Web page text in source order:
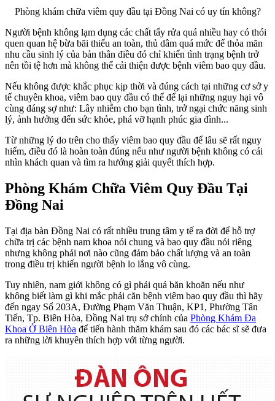
Phòng khám chữa viêm quy đầu tại Đồng Nai có uy tín không?
Người bệnh không lạm dụng các chất tẩy rửa quá nhiều hay có thói
quen quan hệ bừa bãi thiếu an toàn, thủ dâm quá mức để thỏa mãn
nhu cầu sinh lý của bản thân điều đó chỉ khiến tình trạng bệnh trở
nên tồi tệ hơn mà không thể cải thiện được bệnh viêm bao quy đầu.
Nếu không được khắc phục kịp thời và đúng cách tại những cơ sở y
tế chuyên khoa, viêm bao quy đầu có thể để lại những nguy hại vô
cùng đáng sợ như: Lây nhiễm cho bạn tình, trở ngại chức năng sinh
lý, ảnh hưởng đến sức khỏe, phá vỡ hạnh phúc gia đình...
Từ những lý do trên cho thấy viêm bao quy đầu để lâu sẽ rất nguy
hiểm, điều đó là hoàn toàn đúng nếu như người bệnh không có cái
nhìn khách quan và tìm ra hướng giải quyết thích hợp.
Phòng Khám Chữa Viêm Quy Đầu Tại
Đồng Nai
Tại địa bàn Đồng Nai có rất nhiều trung tâm y tế ra đời để hỗ trợ
chữa trị các bệnh nam khoa nói chung và bao quy đầu nói riêng
nhưng không phải nơi nào cũng đảm bảo chất lượng và an toàn
trong điều trị khiến người bệnh lo lắng vô cùng.
Tuy nhiên, nam giới không có gì phải quá băn khoăn nếu như
không biết làm gì khi mắc phải căn bệnh viêm bao quy đầu thì hãy
đến ngay Số 203A, Đường Phạm Văn Thuận, KP1, Phường Tân
Tiến, Tp. Biên Hòa, Đồng Nai trụ sở chính của Phòng Khám Đa
Khoa Ở Biên Hòa để tiến hành thăm khám sau đó các bác sĩ sẽ đưa
ra những lời khuyên thích hợp với từng người.